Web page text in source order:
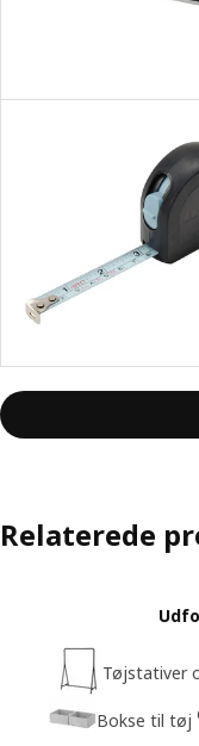
Relaterede
Tøjstativer
Bokse til tøj